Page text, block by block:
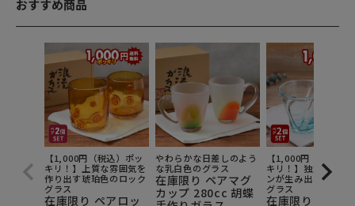
おすすめ商品
【1,000円（税込）ポッ
キリ！】上質な雰囲気を
作り出す琥珀色のロック
グラス
在庫限り ペアロッ
やわらかな日差しのよう
な乳白色のグラス
在庫限り ペアマグ
カップ 280cc 胡蝶
【1,000円（税込）
キリ！】独創的なデ
ンが生み出す唯一無
グラス
在庫限り ペアグ